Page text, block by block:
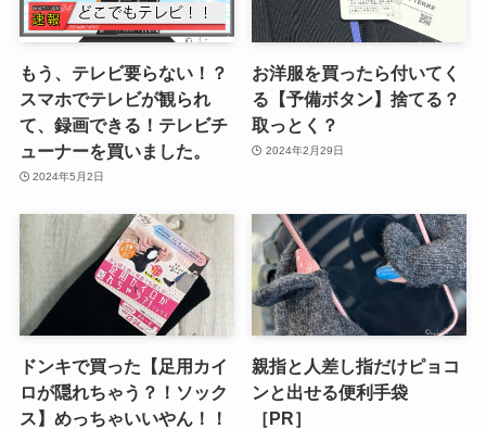
もう、テレビ要らない！？
スマホでテレビが観られ
て、録画できる！テレビチ
ューナーを買いました。
2024年5月2日
お洋服を買ったら付いてく
る【予備ボタン】捨てる？
取っとく？
2024年2月29日
ドンキで買った【足用カイ
ロが隠れちゃう？！ソック
ス】めっちゃいいやん！！
親指と人差し指だけピョコ
ンと出せる便利手袋
［PR］